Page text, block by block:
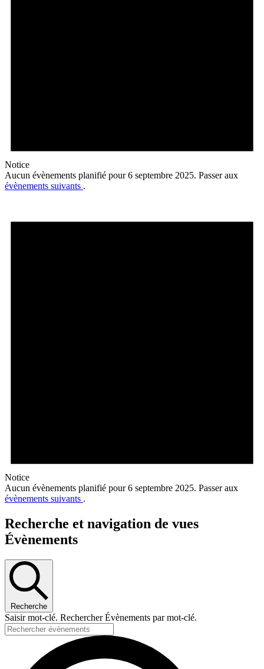
Notice
Aucun évènements planifié pour 6 septembre 2025. Passer aux
évènements suivants .
Notice
Aucun évènements planifié pour 6 septembre 2025. Passer aux
évènements suivants .
Recherche et navigation de vues
Évènements
Recherche
Saisir mot-clé. Rechercher Évènements par mot-clé.